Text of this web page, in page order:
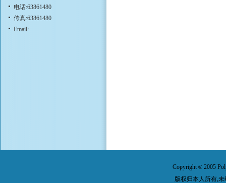
电话:63861480
传真:63861480
Email:
Copyright© 2005
版权归本人所有,